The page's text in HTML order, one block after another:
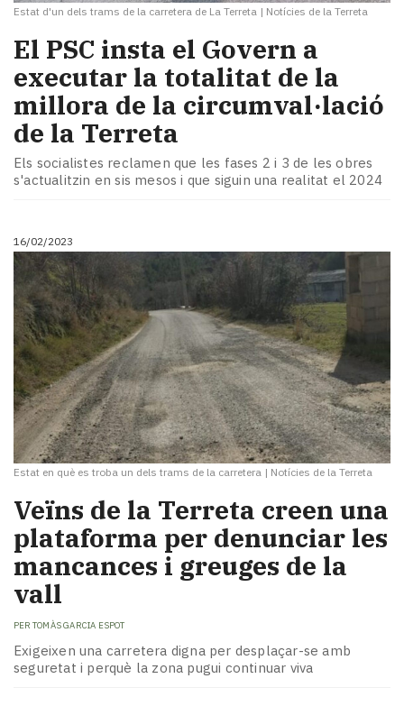
Estat d'un dels trams de la carretera de La Terreta | Notícies de la Terreta
El PSC insta el Govern a
executar la totalitat de la
millora de la circumval·lació
de la Terreta
Els socialistes reclamen que les fases 2 i 3 de les obres
s'actualitzin en sis mesos i que siguin una realitat el 2024
16/02/2023
Estat en què es troba un dels trams de la carretera | Notícies de la Terreta
Veïns de la Terreta creen una
plataforma per denunciar les
mancances i greuges de la
vall
PER TOMÀS GARCIA ESPOT
Exigeixen una carretera digna per desplaçar-se amb
seguretat i perquè la zona pugui continuar viva